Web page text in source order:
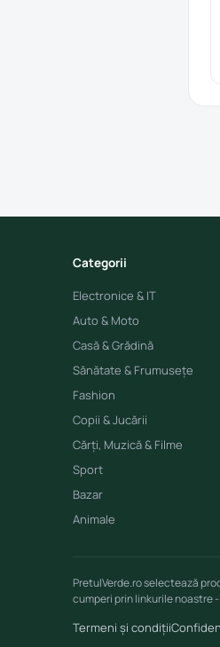
Categorii
Electronice & IT
Auto & Moto
Casă & Grădină
Sănătate & Frumusețe
Fashion
Copii & Jucării
Cărți, Muzică & Filme
Sport
Bazar
Animale
PretulVerde.ro selectează
cumperi prin linkurile noastre
Termeni și condiții